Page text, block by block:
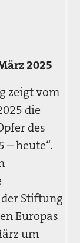
2025
zeigt vom
die
des
heute“.
Stiftung
Europas
um